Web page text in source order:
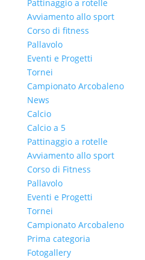
Pattinaggio a rotelle
Avviamento allo sport
Corso di fitness
Pallavolo
Eventi e Progetti
Tornei
Campionato Arcobaleno
News
Calcio
Calcio a 5
Pattinaggio a rotelle
Avviamento allo sport
Corso di Fitness
Pallavolo
Eventi e Progetti
Tornei
Campionato Arcobaleno
Prima categoria
Fotogallery